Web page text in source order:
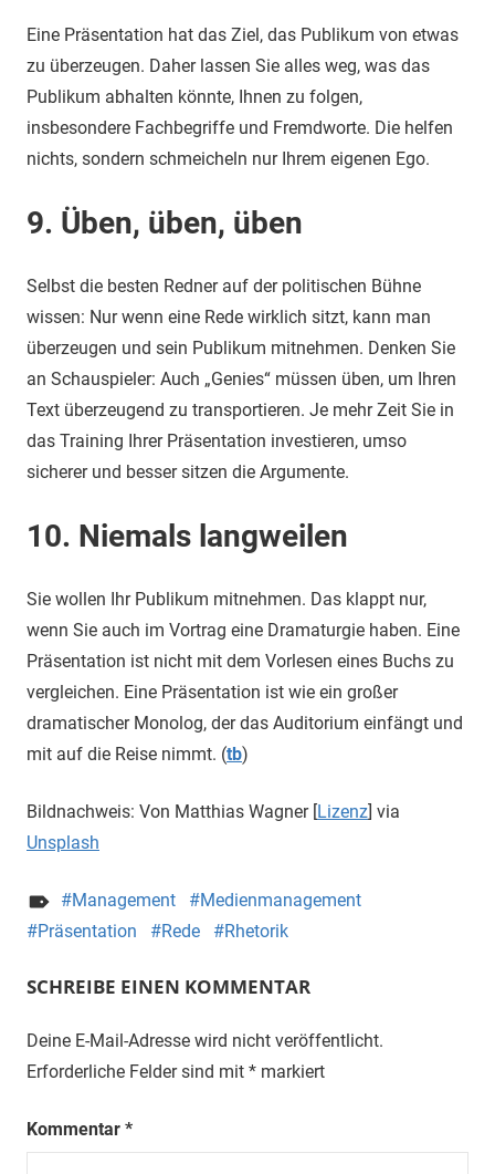
Eine Präsentation hat das Ziel, das Publikum von etwas
zu überzeugen. Daher lassen Sie alles weg, was das
Publikum abhalten könnte, Ihnen zu folgen,
insbesondere Fachbegriffe und Fremdworte. Die helfen
nichts, sondern schmeicheln nur Ihrem eigenen Ego.
9. Üben, üben, üben
Selbst die besten Redner auf der politischen Bühne
wissen: Nur wenn eine Rede wirklich sitzt, kann man
überzeugen und sein Publikum mitnehmen. Denken Sie
an Schauspieler: Auch „Genies“ müssen üben, um Ihren
Text überzeugend zu transportieren. Je mehr Zeit Sie in
das Training Ihrer Präsentation investieren, umso
sicherer und besser sitzen die Argumente.
10. Niemals langweilen
Sie wollen Ihr Publikum mitnehmen. Das klappt nur,
wenn Sie auch im Vortrag eine Dramaturgie haben. Eine
Präsentation ist nicht mit dem Vorlesen eines Buchs zu
vergleichen. Eine Präsentation ist wie ein großer
dramatischer Monolog, der das Auditorium einfängt und
mit auf die Reise nimmt. (tb)
Bildnachweis: Von Matthias Wagner [Lizenz] via
Unsplash
Management
Medienmanagement
Präsentation
Rede Rhetorik
SCHREIBE EINEN KOMMENTAR
Deine E-Mail-Adresse wird nicht veröffentlicht.
Erforderliche Felder sind mit * markiert
Kommentar *